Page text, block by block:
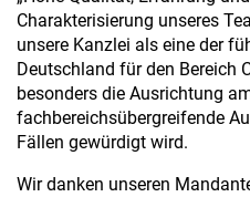
MISSION STATEMENT
LABOR LAW & DATA
LITIGATION AND
PROCEEDINGS
CONSTRUCTION,
REAL ESTATE
Charakterisierung unseres
unsere Kanzlei als eine der
Deutschland für den Bereich
besonders die Ausrichtung
fachbereichsübergreifende
Fällen gewürdigt wird.
Wir danken unseren